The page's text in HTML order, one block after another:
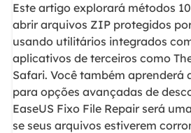
Este artigo explorará métodos
abrir arquivos ZIP protegidos
usando utilitários integrados
aplicativos de terceiros como
Safari. Você também aprenderá
para opções avançadas de
EaseUS Fixo File Repair será
se seus arquivos estiverem